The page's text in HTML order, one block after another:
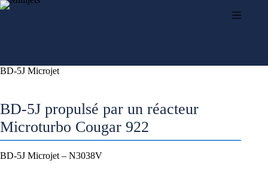
Passer
BD-5J Microjet
BD-5J propulsé par un réacteur
Microturbo Cougar 922
BD-5J Microjet – N3038V